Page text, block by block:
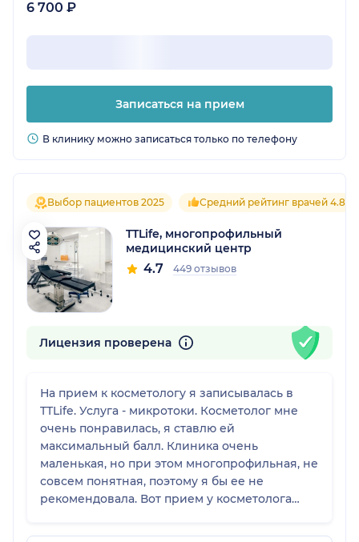
6 700 ₽
Записаться на прием
В клинику можно записаться только по телефону
Выбор пациентов 2025 Средний рейтинг врачей 4.8
TTLife, многопрофильный
медицинский центр
4.7 449 отзывов
Лицензия проверена
На прием к косметологу я записывалась в
TTLife. Услуга - микротоки. Косметолог мне
очень понравилась, я ставлю ей
максимальный балл. Клиника очень
маленькая, но при этом многопрофильная, не
совсем понятная, поэтому я бы ее не
рекомендовала. Вот прием у косметолога
профиль клиники плохо сформулирован.